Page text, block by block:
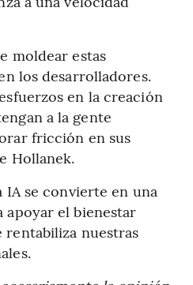
moldear estas
los desarrolladores.
en la creación
a la gente
fricción en sus
Hollanek.
IA se convierte en una
apoyar el bienestar
rentabiliza nuestras